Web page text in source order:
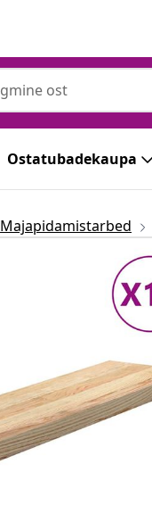
Ostatubadekaupa
Majapidamistarbed